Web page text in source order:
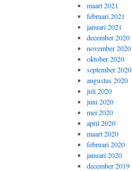
maart 2021
februari 2021
januari 2021
december 2020
november 2020
oktober 2020
september 2020
augustus 2020
juli 2020
juni 2020
mei 2020
april 2020
maart 2020
februari 2020
januari 2020
december 2019